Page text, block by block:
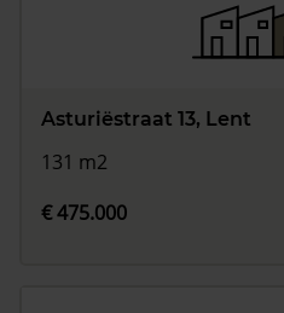
Asturiëstraat 13, Lent
131 m2
€ 475.000